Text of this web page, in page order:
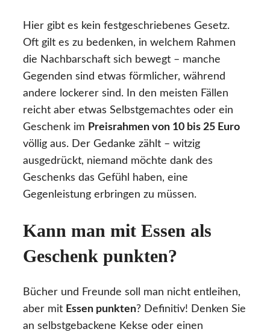
Hier gibt es kein festgeschriebenes Gesetz.
Oft gilt es zu bedenken, in welchem Rahmen
die Nachbarschaft sich bewegt – manche
Gegenden sind etwas förmlicher, während
andere lockerer sind. In den meisten Fällen
reicht aber etwas Selbstgemachtes oder ein
Geschenk im Preisrahmen von 10 bis 25 Euro
völlig aus. Der Gedanke zählt – witzig
ausgedrückt, niemand möchte dank des
Geschenks das Gefühl haben, eine
Gegenleistung erbringen zu müssen.
Kann man mit Essen als
Geschenk punkten?
Bücher und Freunde soll man nicht entleihen,
aber mit Essen punkten? Definitiv! Denken Sie
an selbstgebackene Kekse oder einen